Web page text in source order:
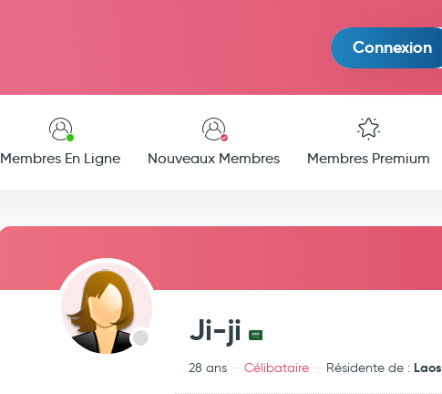
Connexion
Membres En Ligne Nouveaux Membres Membres Premium
Ji-ji
28 ans Célibataire Résidente de : Laos